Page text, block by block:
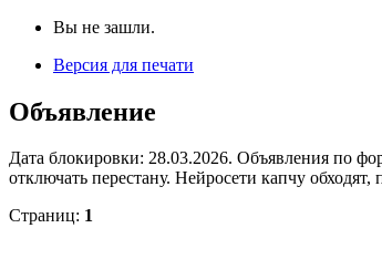
Вы не зашли.
Версия для печати
Объявление
Дата блокировки: 28.03.2026. Объявления по
отключать перестану. Нейросети капчу обходят,
Страниц: 1